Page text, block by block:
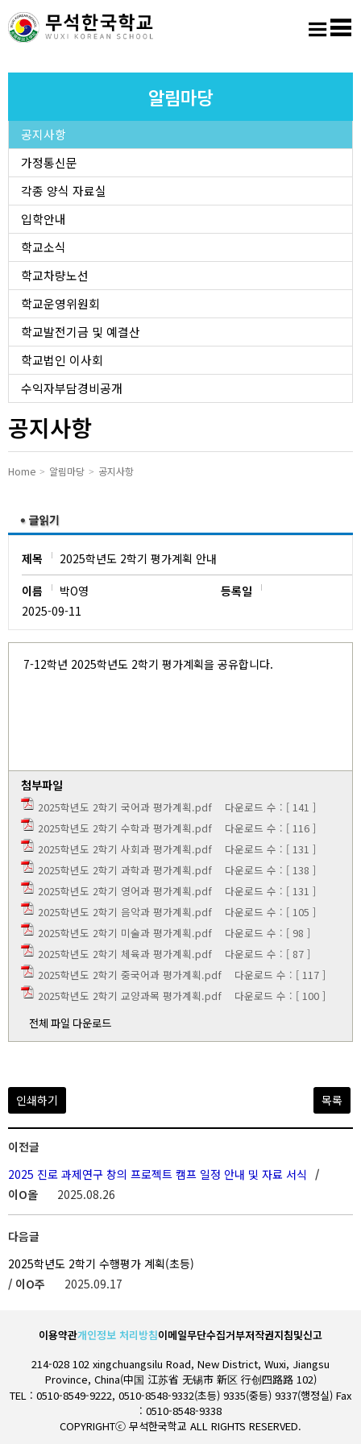
홈로그인회원가입사이트맵
교육마당
알림마당
학생활동
진학진로
학교도서실
유치원
알림마당
공지사항
가정통신문
각종 양식 자료실
입학안내
학교소식
학교차량노선
학교운영위원회
학교발전기금 및 예결산
학교법인 이사회
수익자부담경비공개
공지사항
Home 알림마당 공지사항
제목
2025학년도 2학기 평가계획 안내
이름
박O영
등록일
2025-09-11
7-12학년 2025학년도 2학기 평가계획을 공유합니다.
첨부파일
2025학년도 2학기 국어과 평가계획.pdf 다운로드 수 : [ 141 ]
2025학년도 2학기 수학과 평가계획.pdf 다운로드 수 : [ 116 ]
2025학년도 2학기 사회과 평가계획.pdf 다운로드 수 : [ 131 ]
2025학년도 2학기 과학과 평가계획.pdf 다운로드 수 : [ 138 ]
2025학년도 2학기 영어과 평가계획.pdf 다운로드 수 : [ 131 ]
2025학년도 2학기 음악과 평가계획.pdf 다운로드 수 : [ 105 ]
2025학년도 2학기 미술과 평가계획.pdf 다운로드 수 : [ 98 ]
2025학년도 2학기 체육과 평가계획.pdf 다운로드 수 : [ 87 ]
2025학년도 2학기 중국어과 평가계획.pdf 다운로드 수 : [ 117 ]
2025학년도 2학기 교양과목 평가계획.pdf 다운로드 수 : [ 100 ]
전체 파일 다운로드
인쇄하기 목록
이전글
2025 진로 과제연구 창의 프로젝트 캠프 일정 안내 및 자료 서식 /
이O올
2025.08.26
다음글
2025학년도 2학기 수행평가 계획(초등)
/ 이O주
2025.09.17
이용약관개인정보 처리방침이메일무단수집거부저작권지침및신고
214-028 102 xingchuangsilu Road, New District, Wuxi, Jiangsu
Province, China(中国 江苏省 无锡市 新区 行创四路路 102)
TEL : 0510-8549-9222, 0510-8548-9332(초등) 9335(중등) 9337(행정실) Fax
: 0510-8548-9338
COPYRIGHTⓒ 무석한국학교 ALL RIGHTS RESERVED.